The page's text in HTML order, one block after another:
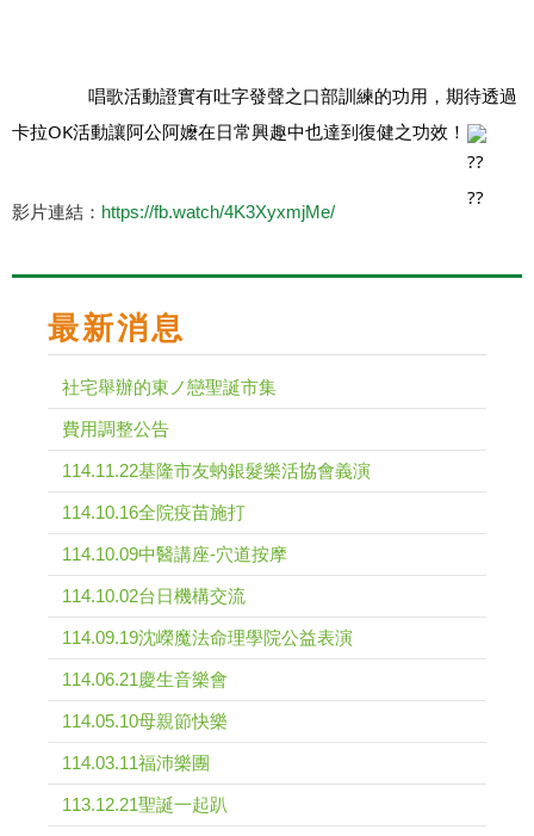
卡拉OK活動讓阿公阿嬤在日常興趣中也達到復健之功效！
影片連結： https://fb.watch/4K3XyxmjMe/
最新消息
社宅舉辦的東ノ戀聖誕市集
費用調整公告
114.11.22基隆市友蚋銀髮樂活協會義演
114.10.16全院疫苗施打
114.10.09中醫講座-穴道按摩
114.10.02台日機構交流
114.09.19沈嶸魔法命理學院公益表演
114.06.21慶生音樂會
114.05.10母親節快樂
114.03.11福沛樂團
113.12.21聖誕一起趴